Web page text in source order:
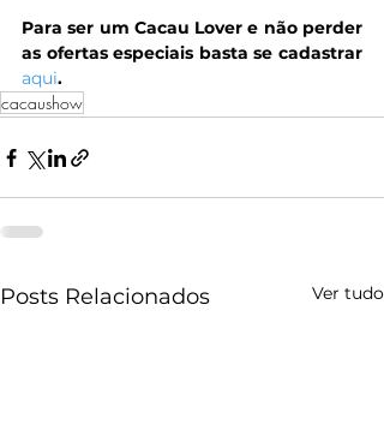
Para ser um Cacau Lover e não perder
aqui.
cacaushow
Posts Relacionados Ver tudo